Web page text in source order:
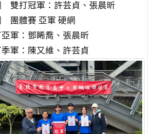
雙打冠軍：許芸貞、張晨昕
團體賽 亞軍 硬網
軍：鄧睎喬、張晨昕
軍：陳又維、許芸貞